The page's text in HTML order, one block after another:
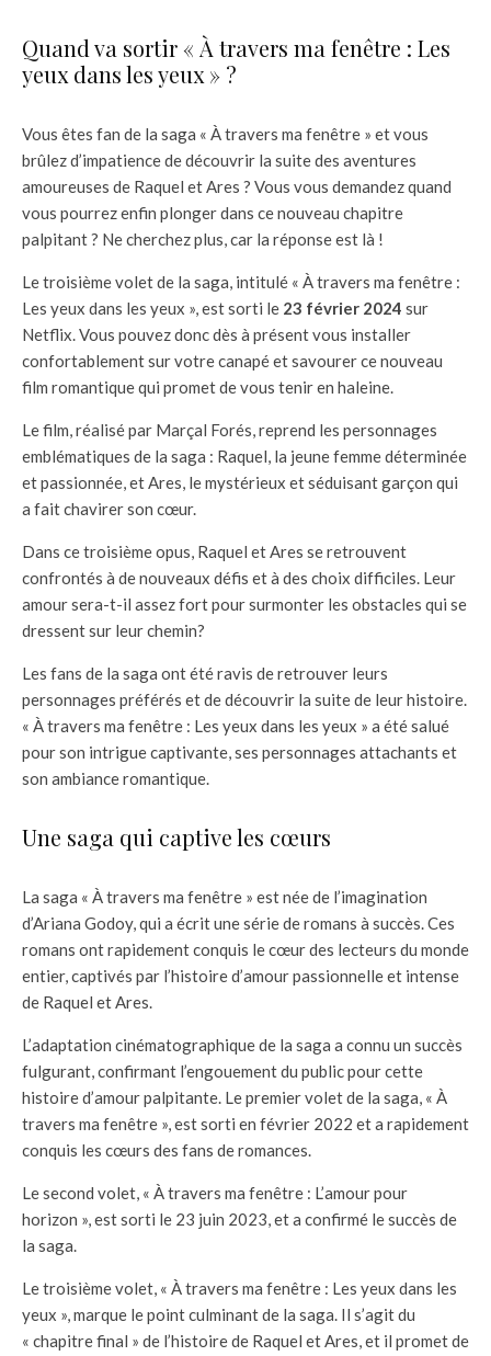
Quand va sortir « À travers ma fenêtre : Les
yeux dans les yeux » ?
Vous êtes fan de la saga « À travers ma fenêtre » et vous
brûlez d’impatience de découvrir la suite des aventures
amoureuses de Raquel et Ares ? Vous vous demandez quand
vous pourrez enfin plonger dans ce nouveau chapitre
palpitant ? Ne cherchez plus, car la réponse est là !
Le troisième volet de la saga, intitulé « À travers ma fenêtre :
Les yeux dans les yeux », est sorti le 23 février 2024 sur
Netflix. Vous pouvez donc dès à présent vous installer
confortablement sur votre canapé et savourer ce nouveau
film romantique qui promet de vous tenir en haleine.
Le film, réalisé par Marçal Forés, reprend les personnages
emblématiques de la saga : Raquel, la jeune femme déterminée
et passionnée, et Ares, le mystérieux et séduisant garçon qui
a fait chavirer son cœur.
Dans ce troisième opus, Raquel et Ares se retrouvent
confrontés à de nouveaux défis et à des choix difficiles. Leur
amour sera-t-il assez fort pour surmonter les obstacles qui se
dressent sur leur chemin?
Les fans de la saga ont été ravis de retrouver leurs
personnages préférés et de découvrir la suite de leur histoire.
« À travers ma fenêtre : Les yeux dans les yeux » a été salué
pour son intrigue captivante, ses personnages attachants et
son ambiance romantique.
Une saga qui captive les cœurs
La saga « À travers ma fenêtre » est née de l’imagination
d’Ariana Godoy, qui a écrit une série de romans à succès. Ces
romans ont rapidement conquis le cœur des lecteurs du monde
entier, captivés par l’histoire d’amour passionnelle et intense
de Raquel et Ares.
L’adaptation cinématographique de la saga a connu un succès
fulgurant, confirmant l’engouement du public pour cette
histoire d’amour palpitante. Le premier volet de la saga, « À
travers ma fenêtre », est sorti en février 2022 et a rapidement
conquis les cœurs des fans de romances.
Le second volet, « À travers ma fenêtre : L’amour pour
horizon », est sorti le 23 juin 2023, et a confirmé le succès de
la saga.
Le troisième volet, « À travers ma fenêtre : Les yeux dans les
yeux », marque le point culminant de la saga. Il s’agit du
« chapitre final » de l’histoire de Raquel et Ares, et il promet de